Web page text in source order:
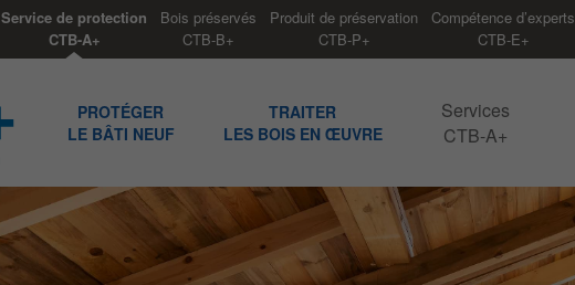
Service de protection
CTB-A+
Bois préservés
CTB-B+
Produit de préservation
CTB-P+
Compétence d’experts
CTB-E+
PROTÉGER
LE BÂTI NEUF
TRAITER
LES BOIS EN ŒUVRE
Services
CTB-A+